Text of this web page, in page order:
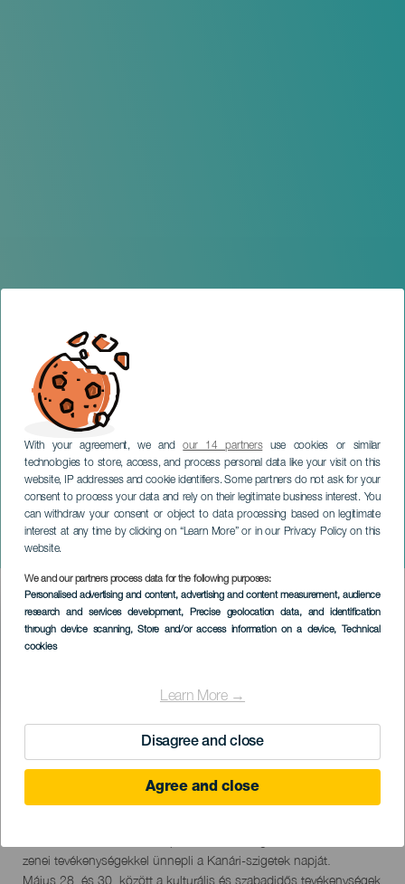
With your agreement, we andour 14 partnersuse cookies or similar
technologies to store, access, and process personal data like your visit on this
website, IP addresses and cookie identifiers. Some partners do not ask for your
consent to process your data and rely on their legitimate business interest. You
can withdraw your consent or object to data processing based on legitimate
interest at any time by clicking on “Learn More” or in our Privacy Policy on this
website.
We and our partners process data for the following purposes:
Personalised advertising and content, advertising and content measurement, audience
research and services development, Precise geolocation data, and identification
through device scanning, Store and/or access information on a device, Technical
cookies
Learn More →
Disagree and close
Agree and close
Dia de Canarias en Santa
Cruz de La Palma
LA PALMA
Imagen
Listado
KORÁBBI ESEMÉNY
del
evento
zenei tevékenységekkel ünnepli a Kanári-szigetek napját.
Május 28. és 30. között a kulturális és szabadidős tevékenységek